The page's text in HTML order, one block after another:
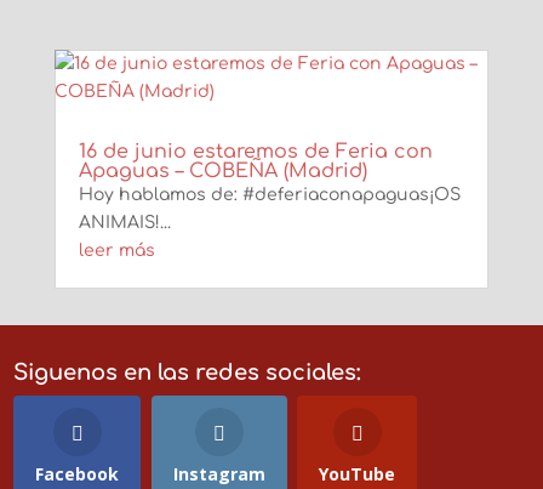
16 de junio estaremos de Feria con
Apaguas – COBEÑA (Madrid)
Hoy hablamos de: #deferiaconapaguas¡OS
ANIMAIS!...
leer más
Siguenos en las redes sociales:
Facebook Instagram YouTube